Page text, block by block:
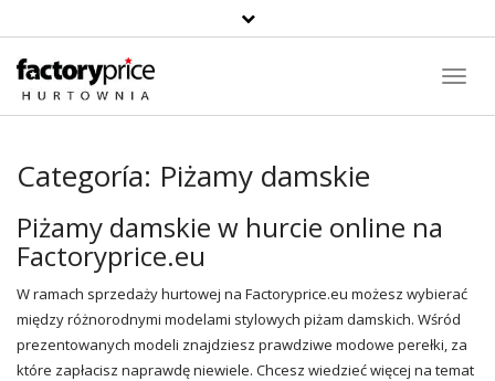
Categoría: Piżamy damskie
Piżamy damskie w hurcie online na
Factoryprice.eu
W ramach sprzedaży hurtowej na Factoryprice.eu możesz wybierać
między różnorodnymi modelami stylowych piżam damskich. Wśród
prezentowanych modeli znajdziesz prawdziwe modowe perełki, za
które zapłacisz naprawdę niewiele. Chcesz wiedzieć więcej na temat